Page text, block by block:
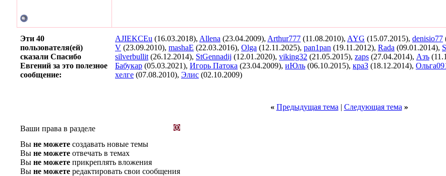
Эти 40
пользователя(ей)
сказали Спасибо
Евгений за это полезное
сообщение:
AJIEKCEu (16.03.2018), Allena (23.04.2009), Arthur777 (11.08.2010), AYG (15.07.2015), denisio77
V (23.09.2010), mashaE (22.03.2016), Olga (12.11.2025), pan1pan (19.11.2012), Rada (09.01.2014),
silverbullit (26.12.2014), StGennadij (12.01.2020), viking32 (21.05.2015), zaps (27.04.2014), Азъ
Бабукар (05.03.2021), Игорь Патока (23.04.2009), иЮль (06.10.2015), краЗ (18.12.2014),
хелге (07.08.2010), Элис (02.10.2009)
« Предыдущая тема | Следующая тема »
Ваши права в разделе
Вы не можете создавать новые темы
Вы не можете отвечать в темах
Вы не можете прикреплять вложения
Вы не можете редактировать свои сообщения